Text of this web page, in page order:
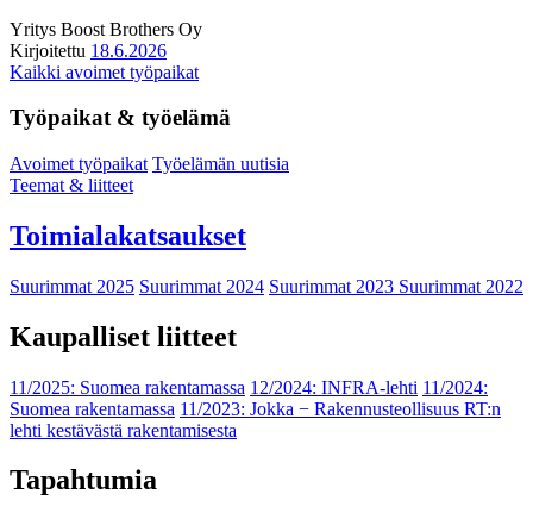
Yritys Boost Brothers Oy
Kirjoitettu 18.6.2026
Kaikki avoimet työpaikat
Työpaikat & työelämä
Avoimet työpaikat Työelämän uutisia
Teemat & liitteet
Toimialakatsaukset
Suurimmat 2025 Suurimmat 2024 Suurimmat 2023 Suurimmat 2022
Kaupalliset liitteet
11/2025: Suomea rakentamassa 12/2024: INFRA-lehti 11/2024:
Suomea rakentamassa 11/2023: Jokka − Rakennusteollisuus RT:n
lehti kestävästä rakentamisesta
Tapahtumia